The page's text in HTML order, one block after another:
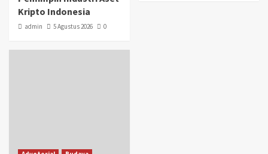
Kripto Indonesia
admin 5 Agustus 2026 0